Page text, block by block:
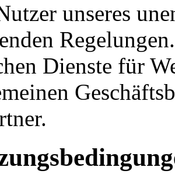
unseres
Dienste für